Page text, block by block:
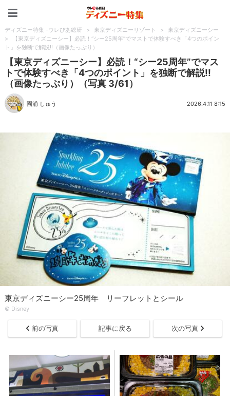
ディズニー特集 -ウレぴあ総研 > 東京ディズニーリゾート >
東京ディズニーシー
>
【東京ディズニーシー】必読！“シー25周年”でマストで体験すべき「4つのポイン
ト」を独断で解説!!（画像たっぷり）
【東京ディズニーシー】必読！“シー25周年”でマス
トで体験すべき「4つのポイント」を独断で解説!!
（画像たっぷり）（写真 3/61）
園浦 しゅう 2026.4.11 8:15
東京ディズニーシー25周年 リーフレットとシール
© Disney
前の写真 記事に戻る 次の写真